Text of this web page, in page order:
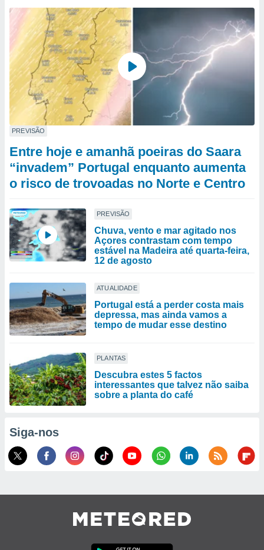
PREVISÃO
Entre hoje e amanhã poeiras do Saara
“invadem” Portugal enquanto aumenta
o risco de trovoadas no Norte e Centro
PREVISÃO
Chuva, vento e mar agitado nos
Açores contrastam com tempo
estável na Madeira até quarta-feira,
12 de agosto
ATUALIDADE
Portugal está a perder costa mais
depressa, mas ainda vamos a
tempo de mudar esse destino
PLANTAS
Descubra estes 5 factos
interessantes que talvez não saiba
sobre a planta do café
Siga-nos